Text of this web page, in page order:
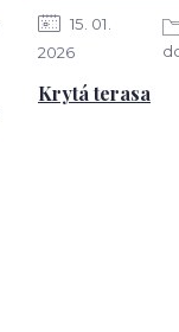
15 01
2026
Krytá terasa